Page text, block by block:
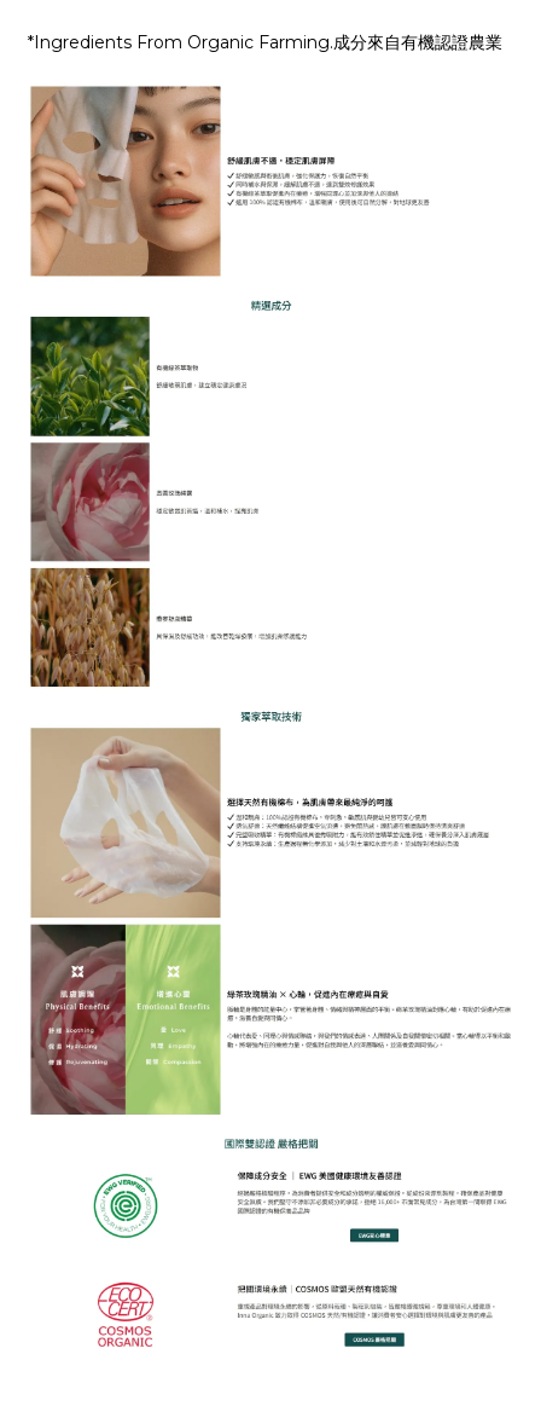
*Ingredients From Organic Farming.成分來自有機認證農業